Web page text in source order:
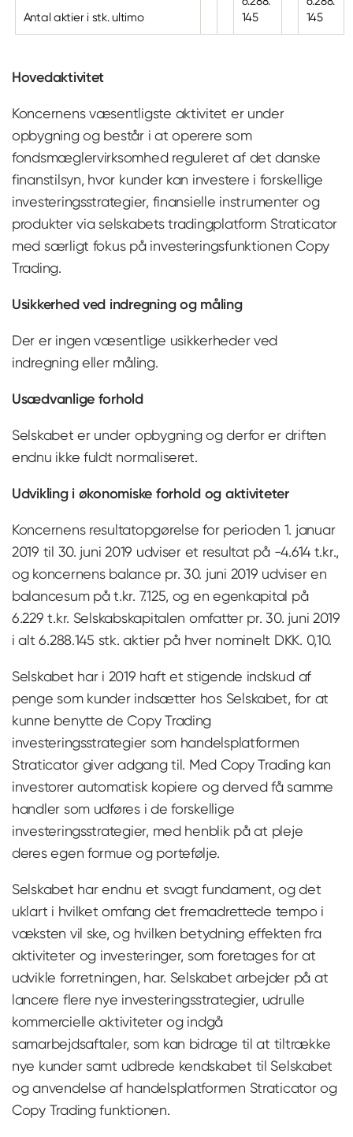
Antal aktier i stk. ultimo
145
145
Hovedaktivitet
Koncernens væsentligste aktivitet er under
opbygning og består i at operere som
fondsmæglervirksomhed reguleret af det danske
finanstilsyn, hvor kunder kan investere i forskellige
investeringsstrategier, finansielle instrumenter og
produkter via selskabets tradingplatform Straticator
med særligt fokus på investeringsfunktionen Copy
Trading.
Usikkerhed ved indregning og måling
Der er ingen væsentlige usikkerheder ved
indregning eller måling.
Usædvanlige forhold
Selskabet er under opbygning og derfor er driften
endnu ikke fuldt normaliseret.
Udvikling i økonomiske forhold og aktiviteter
Koncernens resultatopgørelse for perioden 1. januar
2019 til 30. juni 2019 udviser et resultat på -4.614 t.kr.,
og koncernens balance pr. 30. juni 2019 udviser en
balancesum på t.kr. 7.125, og en egenkapital på
6.229 t.kr. Selskabskapitalen omfatter pr. 30. juni 2019
i alt 6.288.145 stk. aktier på hver nominelt DKK. 0,10.
Selskabet har i 2019 haft et stigende indskud af
penge som kunder indsætter hos Selskabet, for at
kunne benytte de Copy Trading
investeringsstrategier som handelsplatformen
Straticator giver adgang til. Med Copy Trading kan
investorer automatisk kopiere og derved få samme
handler som udføres i de forskellige
investeringsstrategier, med henblik på at pleje
deres egen formue og portefølje.
Selskabet har endnu et svagt fundament, og det
uklart i hvilket omfang det fremadrettede tempo i
væksten vil ske, og hvilken betydning effekten fra
aktiviteter og investeringer, som foretages for at
udvikle forretningen, har. Selskabet arbejder på at
lancere flere nye investeringsstrategier, udrulle
kommercielle aktiviteter og indgå
samarbejdsaftaler, som kan bidrage til at tiltrække
nye kunder samt udbrede kendskabet til Selskabet
og anvendelse af handelsplatformen Straticator og
Copy Trading funktionen.